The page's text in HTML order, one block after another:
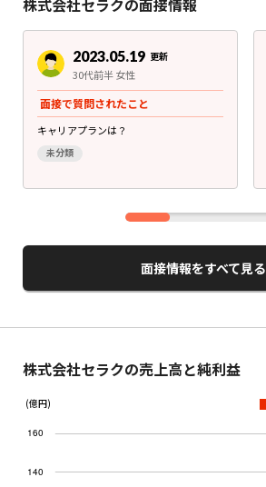
株式会社セラクの面接情報
2023.05.19 更新
30代前半 女性
面接で質問されたこと
キャリアプランは？
未分類
面接情報をすべて見る
株式会社セラクの売上高と純利益
(億円)